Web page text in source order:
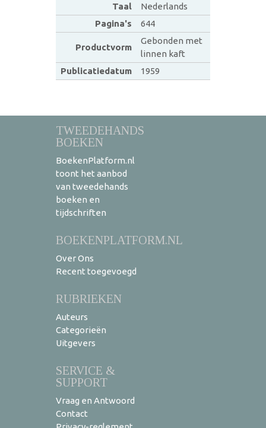
Taal
Nederlands
Pagina's
644
Productvorm
Gebonden met
linnen kaft
Publicatiedatum
1959
TWEEDEHANDS
BOEKEN
BoekenPlatform.nl
toont het aanbod
van tweedehands
boeken en
tijdschriften
BOEKENPLATFORM.NL
Over Ons
Recent toegevoegd
RUBRIEKEN
Auteurs
Categorieën
Uitgevers
SERVICE &
SUPPORT
Vraag en Antwoord
Contact